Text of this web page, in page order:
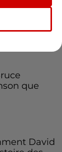
bus au
bleus à
que
David